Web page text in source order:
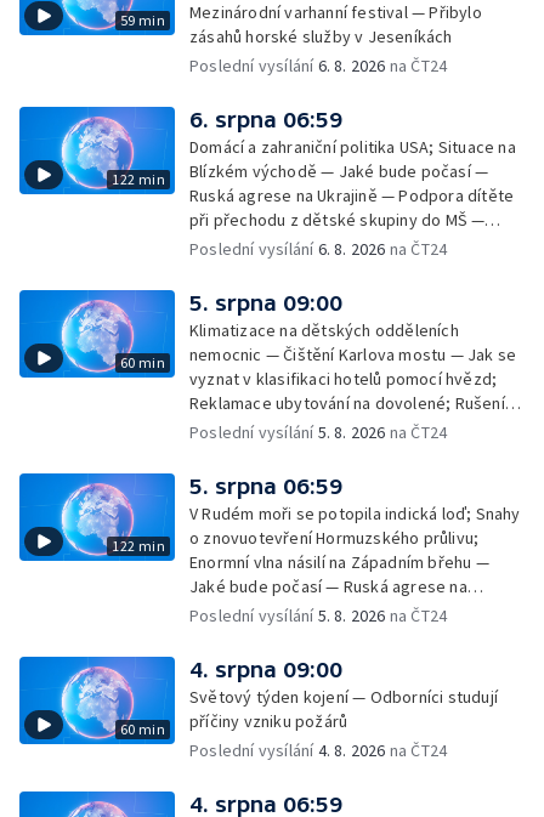
59 min
Mezinárodní varhanní festival — Přibylo
zásahů horské služby v Jeseníkách
Poslední vysílání6. 8. 2026 na ČT24
122 min
6. srpna 06:59
Domácí a zahraniční politika USA; Situace na
Blízkém východě — Jaké bude počasí —
Ruská agrese na Ukrajině — Podpora dítěte
při přechodu z dětské skupiny do MŠ —
Filmové premiéry týdne — Dvě deci tuše v
rakovinu prsu
Poslední vysílání6. 8. 2026 na ČT24
60 min
5. srpna 09:00
Klimatizace na dětských odděleních
nemocnic — Čištění Karlova mostu — Jak se
vyznat v klasifikaci hotelů pomocí hvězd;
Reklamace ubytování na dovolené; Rušení
dovolené kvůli přírodním živlům; Práva
na dovolené v zahraničí; Platby a výběry na
dovolené v zahraničí — Těžba léčivé rašeliny
u Malé Morávky
Poslední vysílání5. 8. 2026 na ČT24
122 min
5. srpna 06:59
V Rudém moři se potopila indická loď; Snahy
o znovuotevření Hormuzského průlivu;
Enormní vlna násilí na Západním břehu —
Jaké bude počasí — Ruská agrese na
Ukrajině — Vliv veder na lidské orgány — Při
— Třem obcím na Brněnsku dočasně došla
pitná voda — SP v orientačním běhu v Česku
— Horko a požáry sužují Evropu — Rybářský
příměstský tábor
Poslední vysílání5. 8. 2026 na ČT24
60 min
4. srpna 09:00
Světový týden kojení — Odborníci studují
příčiny vzniku požárů
Poslední vysílání4. 8. 2026 na ČT24
4. srpna 06:59